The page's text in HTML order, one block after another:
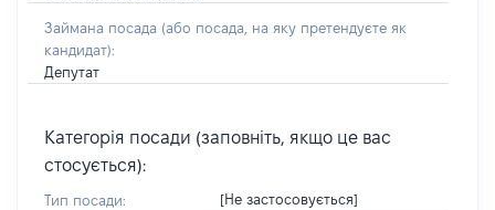
Займана посада (або посада, на яку претендуєте як
кандидат):
Депутат
Категорія посади (заповніть, якщо це вас
стосується):
Тип посади: [Не застосовується]